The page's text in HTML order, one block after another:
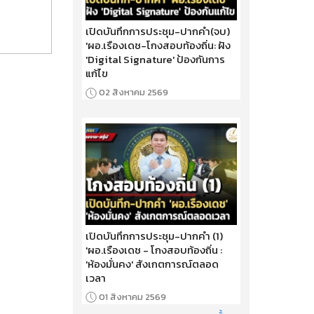
เปิดบันทึกการประชุม-ปากคำ(จบ)
'ผอ.เรืองเดช-โกงสอบท้องถิ่น: ฝัง
'Digital Signature' ป้องกันการ
แก้ไข
02 สิงหาคม 2569
เปิดบันทึกการประชุม-ปากคำ (1)
'ผอ.เรืองเดช - โกงสอบท้องถิ่น :
'ห้องมั่นคง' สังเกตการณ์ตลอด
เวลา
01 สิงหาคม 2569